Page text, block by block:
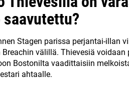
Stagen parissa perjantai-illan
Breachin välillä. Thievesiä
Bostonilta vaadittaisiin
ahtaalle.